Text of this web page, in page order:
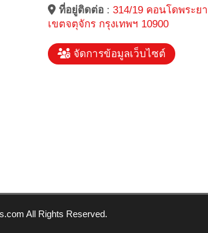
ที่อยู่ติดต่อ :314/19 คอนโดพระย
เขตจตุจักร กรุงเทพฯ 10900
จัดการข้อมูลเว็บไซต์
All Rights Reserved.